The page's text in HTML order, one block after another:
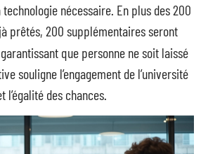
nécessaire. En plus des 200
prêtés, 200 supplémentaires seront
que personne ne soit laissé
souligne l’engagement de l’université
l’égalité des chances.